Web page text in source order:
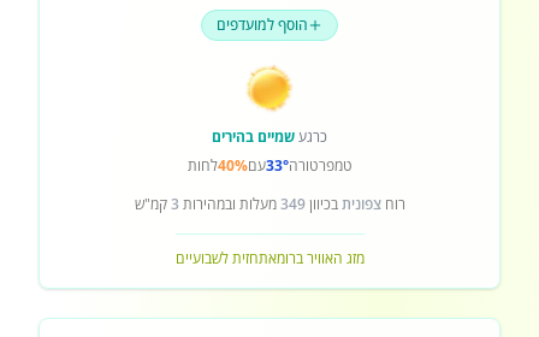
הוסף למועדפים
כרגעשמיים בהירים
טמפרטורה33°עם40%לחות
רוחצפוניתבכיוון349מעלות ובמהירות 3קמ"ש
מזג האוויר ברומאתחזית לשבועיים